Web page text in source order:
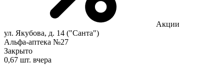
Акции
ул. Якубова, д. 14 ("Санта")
Альфа-аптека №27
Закрыто
0,67 шт. вчера